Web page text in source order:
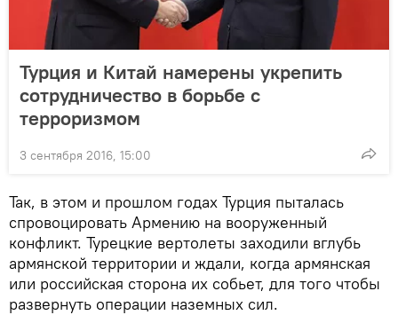
Турция и Китай намерены укрепить
сотрудничество в борьбе с
терроризмом
3 сентября 2016, 15:00
Так, в этом и прошлом годах Турция пыталась
спровоцировать Армению на вооруженный
конфликт. Турецкие вертолеты заходили вглубь
армянской территории и ждали, когда армянская
или российская сторона их собьет, для того чтобы
развернуть операции наземных сил.